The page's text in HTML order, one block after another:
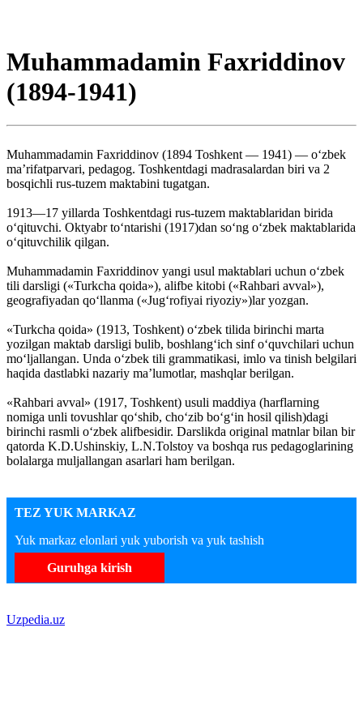
Muhammadamin Faxriddinov
(1894-1941)
Muhammadamin Faxriddinov (1894 Toshkent — 1941) — o‘zbek
ma’rifatparvari, pedagog. Toshkentdagi madrasalardan biri va 2
bosqichli rus-tuzem maktabini tugatgan.
1913—17 yillarda Toshkentdagi rus-tuzem maktablaridan birida
o‘qituvchi. Oktyabr to‘ntarishi (1917)dan so‘ng o‘zbek maktablarida
o‘qituvchilik qilgan.
Muhammadamin Faxriddinov yangi usul maktablari uchun o‘zbek
tili darsligi («Turkcha qoida»), alifbe kitobi («Rahbari avval»),
geografiyadan qo‘llanma («Jug‘rofiyai riyoziy»)lar yozgan.
«Turkcha qoida» (1913, Toshkent) o‘zbek tilida birinchi marta
yozilgan maktab darsligi bulib, boshlang‘ich sinf o‘quvchilari uchun
mo‘ljallangan. Unda o‘zbek tili grammatikasi, imlo va tinish belgilari
haqida dastlabki nazariy ma’lumotlar, mashqlar berilgan.
«Rahbari avval» (1917, Toshkent) usuli maddiya (harflarning
nomiga unli tovushlar qo‘shib, cho‘zib bo‘g‘in hosil qilish)dagi
birinchi rasmli o‘zbek alifbesidir. Darslikda original matnlar bilan bir
qatorda K.D.Ushinskiy, L.N.Tolstoy va boshqa rus pedagoglarining
bolalarga muljallangan asarlari ham berilgan.
TEZ YUK MARKAZ
Yuk markaz elonlari yuk yuborish va yuk tashish
Guruhga kirish
Uzpedia.uz